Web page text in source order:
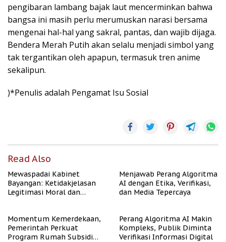
pengibaran lambang bajak laut mencerminkan bahwa
bangsa ini masih perlu merumuskan narasi bersama
mengenai hal-hal yang sakral, pantas, dan wajib dijaga.
Bendera Merah Putih akan selalu menjadi simbol yang
tak tergantikan oleh apapun, termasuk tren anime
sekalipun.
)*Penulis adalah Pengamat Isu Sosial
Read Also
Mewaspadai Kabinet
Bayangan: Ketidakjelasan
Legitimasi Moral dan
Menjawab Perang Algoritma
AI dengan Etika, Verifikasi,
dan Media Tepercaya
Momentum Kemerdekaan,
Pemerintah Perkuat
Program Rumah Subsidi
Perang Algoritma AI Makin
Kompleks, Publik Diminta
Verifikasi Informasi Digital